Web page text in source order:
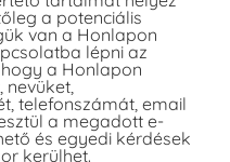
a potenciális
van a Honlapon
lépni az
a Honlapon
nevüket,
telefonszámát, email
a megadott e-
és egyedi kérdések
kerülhet.